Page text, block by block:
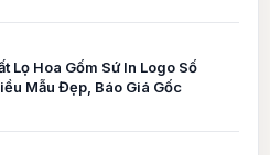
Lọ Hoa Gốm Sứ In Logo Số
Mẫu Đẹp, Báo Giá Gốc